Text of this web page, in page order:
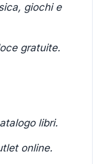
giochi e
gratuite.
libri.
online.